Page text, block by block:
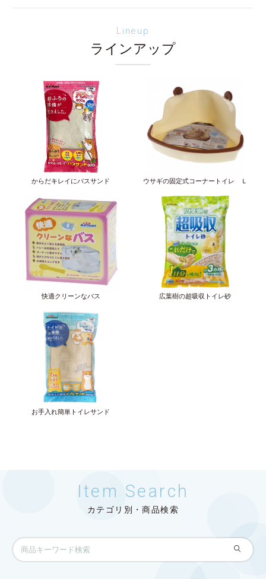
Lineup
ラインアップ
からだキレイにバスサンド ウサギの固定式コーナートイレ Ｌ
快適クリーンなバス 広葉樹の超吸収トイレ砂
お手入れ簡単トイレサンド
Item Search
カテゴリ別・商品検索